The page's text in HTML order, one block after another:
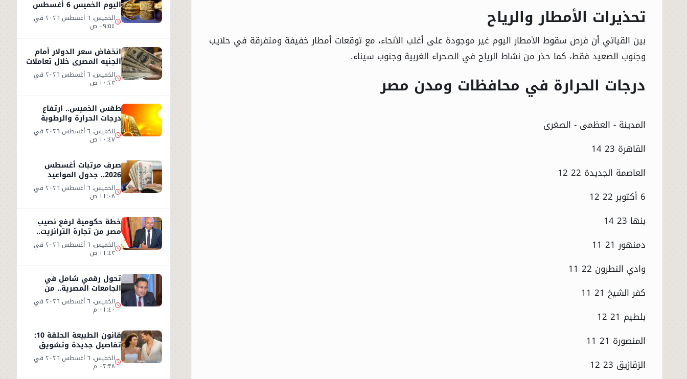
الرئيسية
تحذيرات الأمطار والرياح
بين القياتي أن فرص سقوط الأمطار اليوم غير موجودة على أغلب الأنحاء، مع توقعات أمطار خفيفة ومتفرقة في حلايب
وجنوب الصعيد فقط، كما حذر من نشاط الرياح في الصحراء الغربية وجنوب سيناء.
درجات الحرارة في محافظات ومدن مصر
المدينة - العظمى - الصغرى
القاهرة 23 14
العاصمة الجديدة 22 12
6 أكتوبر 22 12
بنها 23 14
دمنهور 21 11
وادي النطرون 22 11
كفر الشيخ 21 11
بلطيم 21 12
المنصورة 21 11
الزقازيق 23 12
اليوم الخميس 6 أغسطس
2026.. وعيار 21 يسجل هذا
المستوى الخميس، ٦ أغسطس ٢٠٢٦ في
٠٩:٥٤ ص
انخفاض سعر الدولار أمام
الجنيه المصري خلال تعاملات
الخميس 6 أغسطس 2026 الخميس، ٦ أغسطس ٢٠٢٦ في
١٠:٢٣ ص
طقس الخميس.. ارتفاع
درجات الحرارة والرطوبة
يزيدان الإحساس بالحر الخميس، ٦ أغسطس ٢٠٢٦ في
١٠:٤٧ ص
صرف مرتبات أغسطس
2026.. جدول المواعيد
وأحدث تفاصيل الحد الأدنى
للأجور الخميس، ٦ أغسطس ٢٠٢٦ في
١١:٠٨ ص
خطة حكومية لرفع نصيب
مصر من تجارة الترانزيت..
تصريحات وزير النقل من
العين السخنة الخميس، ٦ أغسطس ٢٠٢٦ في
١١:٤٣ ص
تحول رقمي شامل في
الجامعات المصرية.. من
البنية التكنولوجية إلى
التعليم الذكي الخميس، ٦ أغسطس ٢٠٢٦ في
٠١:٤٠ م
قانون الطبيعة الحلقة 10:
تفاصيل جديدة وتشويق
بعد نهاية مشوقة للحلقة 9
الخميس، ٦ أغسطس ٢٠٢٦ في
٠٢:٣٨ م